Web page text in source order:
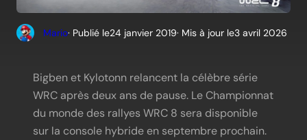
Mario· Publié le24 janvier 2019· Mis à jour le3 avril 2026
Bigben et Kylotonn relancent la célèbre série
WRC après deux ans de pause. Le Championnat
du monde des rallyes WRC 8 sera disponible
sur la console hybride en septembre prochain.